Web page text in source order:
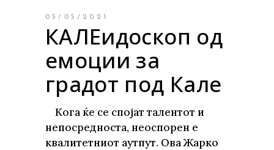
05/05/2021
КАЛЕидоскоп од
емоции за
градот под Кале
Кога ќе се спојат талентот и
непосредноста, неоспорен е
квалитетниот аутпут. Ова Жарко